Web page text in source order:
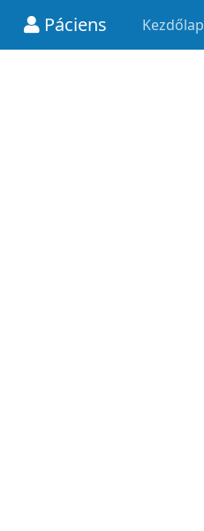
Páciens Kezdőlap